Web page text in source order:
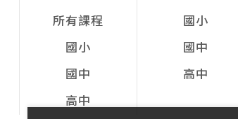
所有課程
國小
國中
高中
國小
國中
高中